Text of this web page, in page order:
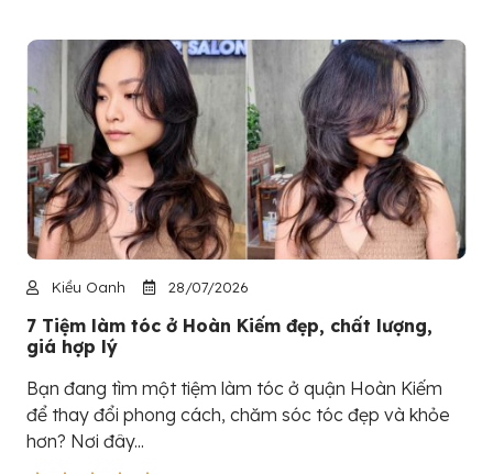
Kiều Oanh 28/07/2026
7 Tiệm làm tóc ở Hoàn Kiếm đẹp, chất lượng,
giá hợp lý
Bạn đang tìm một tiệm làm tóc ở quận Hoàn Kiếm
để thay đổi phong cách, chăm sóc tóc đẹp và khỏe
hơn? Nơi đây...